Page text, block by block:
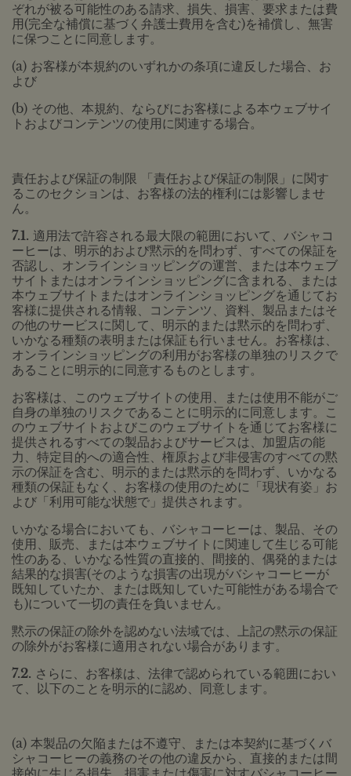
ぞれが被る可能性のある請求、損失、損害、要求または費
用(完全な補償に基づく弁護士費用を含む)を補償し、無害
に保つことに同意します。
(a) お客様が本規約のいずれかの条項に違反した場合、お
よび
(b) その他、本規約、ならびにお客様による本ウェブサイ
トおよびコンテンツの使用に関連する場合。
責任および保証の制限 「責任および保証の制限」に関す
るこのセクションは、お客様の法的権利には影響しませ
ん。
7.1. 適用法で許容される最大限の範囲において、バシャコ
ーヒーは、明示的および黙示的を問わず、すべての保証を
否認し、オンラインショッピングの運営、または本ウェブ
サイトまたはオンラインショッピングに含まれる、または
本ウェブサイトまたはオンラインショッピングを通じてお
客様に提供される情報、コンテンツ、資料、製品またはそ
の他のサービスに関して、明示的または黙示的を問わず、
いかなる種類の表明または保証も行いません。お客様は、
オンラインショッピングの利用がお客様の単独のリスクで
あることに明示的に同意するものとします。
お客様は、このウェブサイトの使用、または使用不能がご
自身の単独のリスクであることに明示的に同意します。こ
のウェブサイトおよびこのウェブサイトを通じてお客様に
提供されるすべての製品およびサービスは、加盟店の能
力、特定目的への適合性、権原および非侵害のすべての黙
示の保証を含む、明示的または黙示的を問わず、いかなる
種類の保証もなく、お客様の使用のために「現状有姿」お
よび「利用可能な状態で」提供されます。
いかなる場合においても、バシャコーヒーは、製品、その
使用、販売、または本ウェブサイトに関連して生じる可能
性のある、いかなる性質の直接的、間接的、偶発的または
結果的な損害(そのような損害の出現がバシャコーヒーが
既知していたか、または既知していた可能性がある場合で
も)について一切の責任を負いません。
黙示の保証の除外を認めない法域では、上記の黙示の保証
の除外がお客様に適用されない場合があります。
7.2. さらに、お客様は、法律で認められている範囲におい
て、以下のことを明示的に認め、同意します。
(a) 本製品の欠陥または不遵守、または本契約に基づくバ
シャコーヒーの義務のその他の違反から、直接的または間
接的に生じる損失、損害または傷害に対すバシャコーヒー